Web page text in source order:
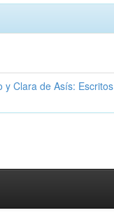
y Clara de Asís: Escritos